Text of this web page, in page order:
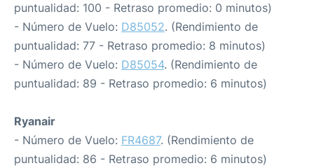
puntualidad: 100 - Retraso promedio: 0 minutos)
- Número de Vuelo: D85052. (Rendimiento de
puntualidad: 77 - Retraso promedio: 8 minutos)
- Número de Vuelo: D85054. (Rendimiento de
puntualidad: 89 - Retraso promedio: 6 minutos)
Ryanair
- Número de Vuelo: FR4687. (Rendimiento de
puntualidad: 86 - Retraso promedio: 6 minutos)